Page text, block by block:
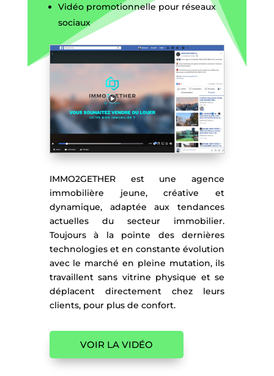
Vidéo promotionnelle pour réseaux
sociaux
IMMO2GETHER est une agence
immobilière jeune, créative et
dynamique, adaptée aux tendances
actuelles du secteur immobilier.
Toujours à la pointe des dernières
technologies et en constante évolution
avec le marché en pleine mutation, ils
travaillent sans vitrine physique et se
déplacent directement chez leurs
clients, pour plus de confort.
VOIR LA VIDÉO